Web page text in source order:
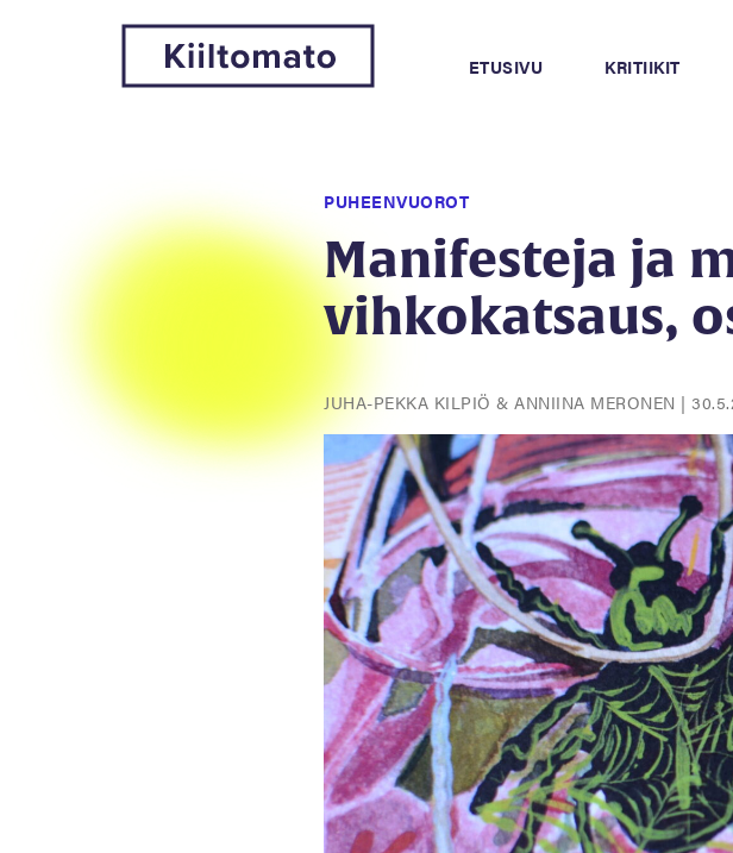
ETUSIVU KRITIIKIT
PUHEENVUOROT
Manifesteja ja
vihkokatsaus,
JUHA-PEKKA KILPIÖ & ANNIINA MERONEN |